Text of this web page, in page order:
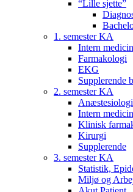
“Lille sjette”
1. semester KA
Intern
Farmakologi
EKG
Supplerende
2. semester KA
Anæstesiologi
Intern medicin
Klinisk
Kirurgi
Supplerende
3. semester KA
Statistik,
Miljø og